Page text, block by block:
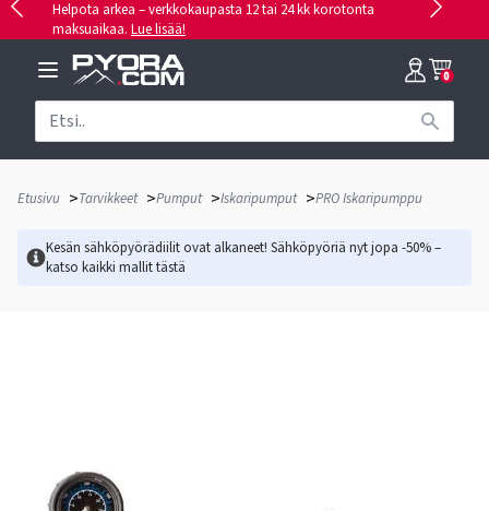
Helpota arkea – verkkokaupasta 12 tai 24 kk korotonta
maksuaikaa. Lue lisää!
0
Etusivu >Tarvikkeet >Pumput >Iskaripumput >PRO Iskaripumppu
Kesän sähköpyörädiilit ovat alkaneet! Sähköpyöriä nyt jopa -50% –
katso kaikki mallittästä